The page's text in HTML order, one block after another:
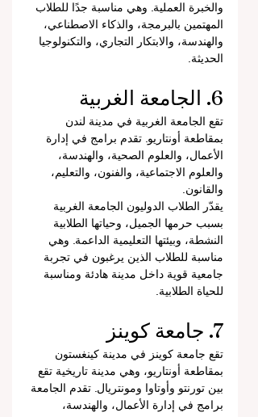
والخبرة العملية. وهي مناسبة جدًا للطلاب
المهتمين بالبرمجة، والذكاء الاصطناعي،
والهندسة، والابتكار التجاري، والتكنولوجيا
الحديثة.
6. الجامعة الغربية
تقع الجامعة الغربية في مدينة لندن
بمقاطعة أونتاريو. تقدم برامج في إدارة
الأعمال، والعلوم الصحية، والهندسة،
والعلوم الاجتماعية، والفنون، والتعليم،
والقانون.
يقدّر الطلاب الدوليون الجامعة الغربية
بسبب حرمها الجميل، وحياتها الطلابية
النشطة، وبيئتها التعليمية الداعمة. وهي
مناسبة للطلاب الذين يرغبون في تجربة
جامعية قوية داخل مدينة هادئة ومناسبة
للحياة الطلابية.
7. جامعة كوينز
تقع جامعة كوينز في مدينة كينغستون
بمقاطعة أونتاريو، وهي مدينة تاريخية تقع
بين تورنتو وأوتاوا ومونتريال. تقدم الجامعة
برامج في إدارة الأعمال، والهندسة،